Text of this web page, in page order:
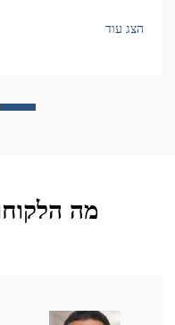
הצג עוד
מה